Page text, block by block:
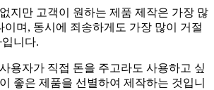
지만 고객이 원하는 제품 제작은 가장 많
이며, 동시에 죄송하게도 가장 많이 거절
니다.
용자가 직접 돈을 주고라도 사용하고 싶
좋은 제품을 선별하여 제작하는 것입니